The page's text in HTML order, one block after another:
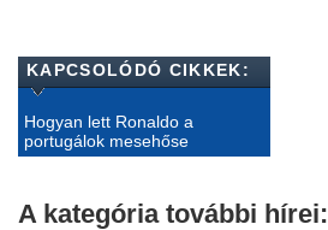
KAPCSOLÓDÓ CIKKEK:
Hogyan lett Ronaldo a
portugálok mesehőse
A kategória további hírei: